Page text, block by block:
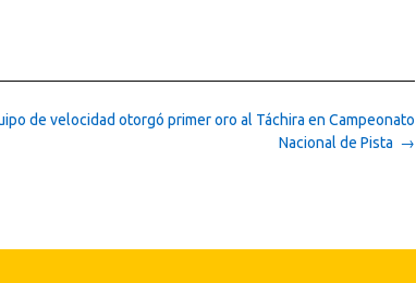
de velocidad otorgó primer oro al Táchira en Campeonato
Nacional de Pista →